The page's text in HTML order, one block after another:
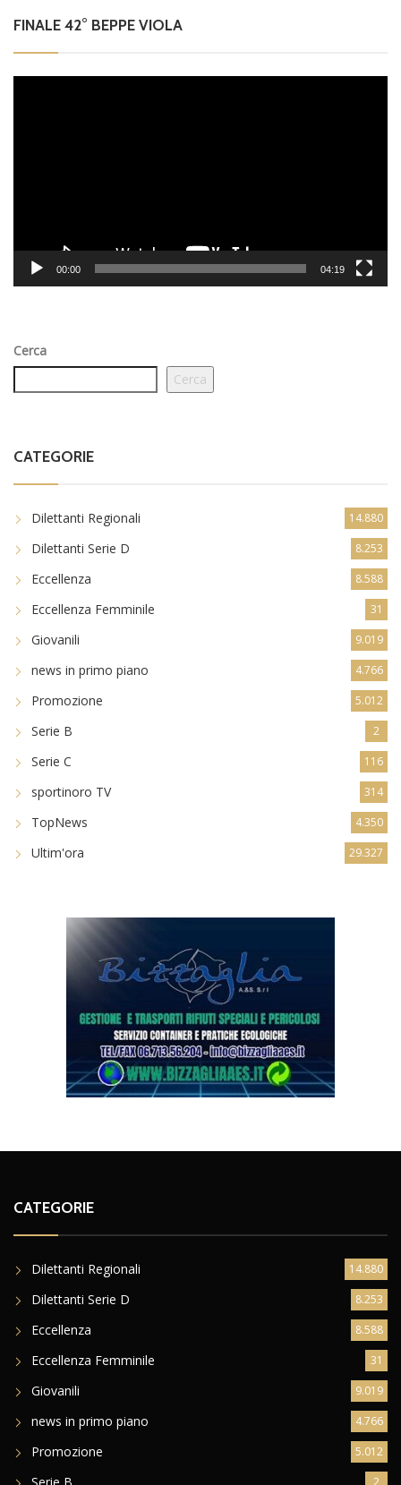
FINALE 42° BEPPE VIOLA
00:00 04:19
Cerca
Cerca
CATEGORIE
Dilettanti Regionali 14.880
Dilettanti Serie D 8.253
Eccellenza 8.588
Eccellenza Femminile 31
Giovanili 9.019
news in primo piano 4.766
Promozione 5.012
Serie B 2
Serie C 116
sportinoro TV 314
TopNews 4.350
Ultim'ora 29.327
CATEGORIE
Dilettanti Regionali 14.880
Dilettanti Serie D 8.253
Eccellenza 8.588
Eccellenza Femminile 31
Giovanili 9.019
news in primo piano 4.766
Promozione 5.012